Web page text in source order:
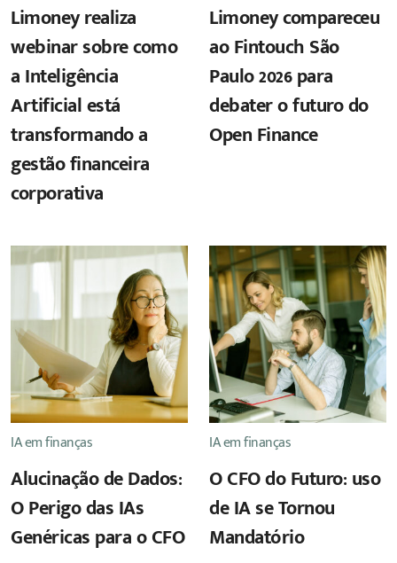
Limoney realiza
webinar sobre como
a Inteligência
Artificial está
transformando a
gestão financeira
corporativa
Limoney compareceu
ao Fintouch São
Paulo 2026 para
debater o futuro do
Open Finance
IA em finanças
Alucinação de Dados:
O Perigo das IAs
Genéricas para o CFO
IA em finanças
O CFO do Futuro: uso
de IA se Tornou
Mandatório